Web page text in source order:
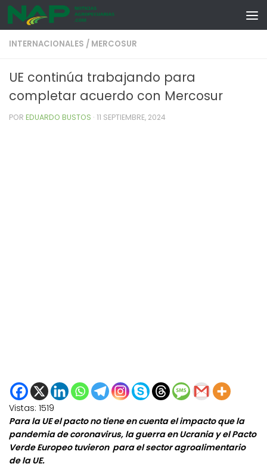
Skip to content
INTERNACIONALES / MERCOSUR
UE continúa trabajando para
completar acuerdo con Mercosur
POR EDUARDO BUSTOS · 11 SEPTIEMBRE, 2024
Vistas: 1519
Para la UE el pacto no tiene en cuenta el impacto que la
pandemia de coronavirus, la guerra en Ucrania y el Pacto
Verde Europeo tuvieron para el sector agroalimentario
de la UE.